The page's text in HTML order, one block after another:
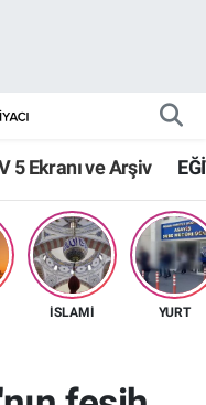
5 Ekranı ve Arşiv
İSLAMİ YURT